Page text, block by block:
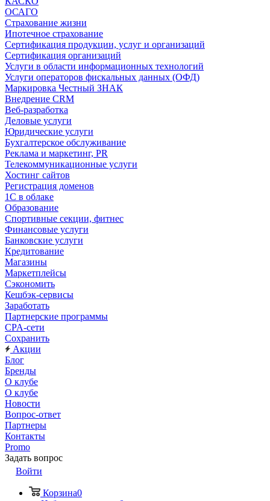
ОСАГО
Страхование жизни
Ипотечное страхование
Сертификация продукции, услуг и организаций
Сертификация организаций
Услуги в области информационных технологий
Услуги операторов фискальных данных (ОФД)
Маркировка Честный ЗНАК
Внедрение CRM
Веб-разработка
Деловые услуги
Юридические услуги
Бухгалтерское обслуживание
Реклама и маркетинг, PR
Телекоммуникационные услуги
Хостинг сайтов
Регистрация доменов
1С в облаке
Образование
Спортивные секции, фитнес
Финансовые услуги
Банковские услуги
Кредитование
Магазины
Маркетплейсы
Сэкономить
Кешбэк-сервисы
Заработать
Партнерские программы
CPA-сети
Сохранить
Акции
Блог
Бренды
О клубе
О клубе
Новости
Вопрос-ответ
Партнеры
Контакты
Promo
Задать вопрос
Войти
Корзина0